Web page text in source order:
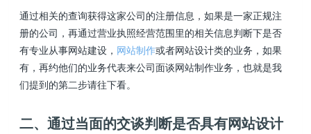
通过相关的查询获得这家公司的注册信息，如果是一家正规注
册的公司，再通过营业执照经营范围里的相关信息判断下是否
有专业从事网站建设， 网站制作或者网站设计类的业务，如果
有，再约他们的业务代表来公司面谈网站制作业务，也就是我
们提到的第二步请往下看。
二、通过当面的交谈判断是否具有网站设计